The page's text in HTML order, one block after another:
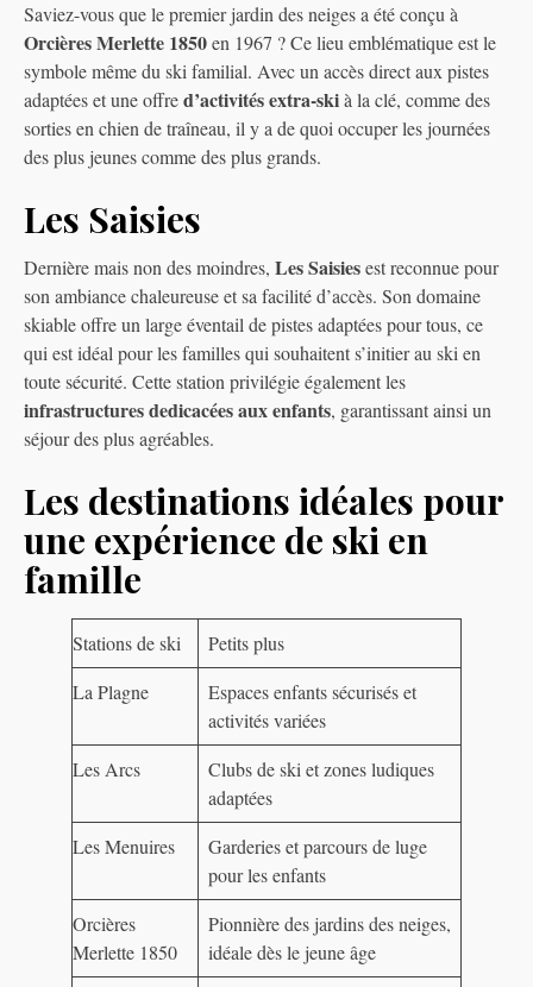
Saviez-vous que le premier jardin des neiges a été conçu à
Orcières Merlette 1850en 1967 ? Ce lieu emblématique est le
symbole même du ski familial. Avec un accès direct aux pistes
adaptées et une offred’activités extra-skià la clé, comme des
sorties en chien de traîneau, il y a de quoi occuper les journées
des plus jeunes comme des plus grands.
Les Saisies
Dernière mais non des moindres, Les Saisiesest reconnue pour
son ambiance chaleureuse et sa facilité d’accès. Son domaine
skiable offre un large éventail de pistes adaptées pour tous, ce
qui est idéal pour les familles qui souhaitent s’initier au ski en
toute sécurité. Cette station privilégie également les
infrastructures dedicacées aux enfants, garantissant ainsi un
séjour des plus agréables.
Les destinations idéales pour
une expérience de ski en
famille
Stations de ski
Petits plus
La Plagne
Espaces enfants sécurisés et
activités variées
Les Arcs
Clubs de ski et zones ludiques
adaptées
Les Menuires
Garderies et parcours de luge
pour les enfants
Orcières
Merlette 1850
Pionnière des jardins des neiges,
idéale dès le jeune âge